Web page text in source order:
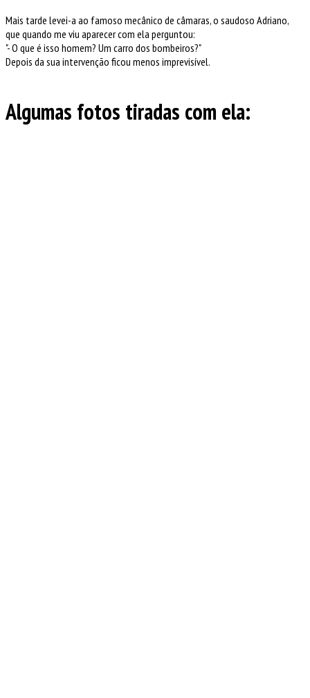
Mais tarde levei-a ao famoso mecânico de câmaras, o saudoso Adriano,
que quando me viu aparecer com ela perguntou:
"- O que é isso homem? Um carro dos bombeiros?"
Depois da sua intervenção ficou menos imprevisível.
Algumas fotos tiradas com ela: